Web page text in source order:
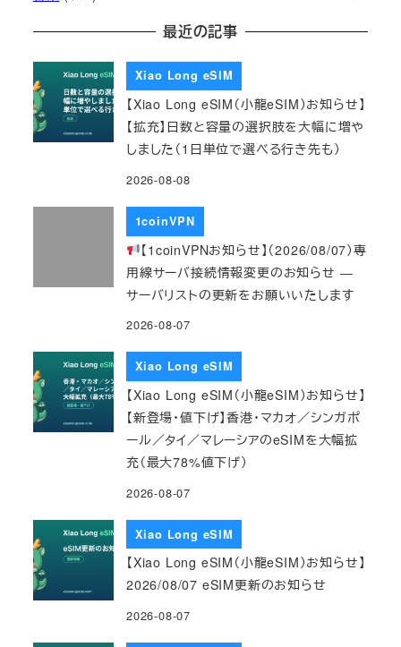
最近の記事
Xiao Long eSIM
【Xiao Long eSIM（小龍eSIM）お知らせ】
【拡充】日数と容量の選択肢を大幅に増や
しました（1日単位で選べる行き先も）
2026-08-08
1coinVPN
【1coinVPNお知らせ】（2026/08/07）専
用線サーバ接続情報変更のお知らせ ―
サーバリストの更新をお願いいたします
2026-08-07
Xiao Long eSIM
【Xiao Long eSIM（小龍eSIM）お知らせ】
【新登場・値下げ】香港・マカオ／シンガポ
ール／タイ／マレーシアのeSIMを大幅拡
充（最大78%値下げ）
2026-08-07
Xiao Long eSIM
【Xiao Long eSIM（小龍eSIM）お知らせ】
2026/08/07 eSIM更新のお知らせ
2026-08-07